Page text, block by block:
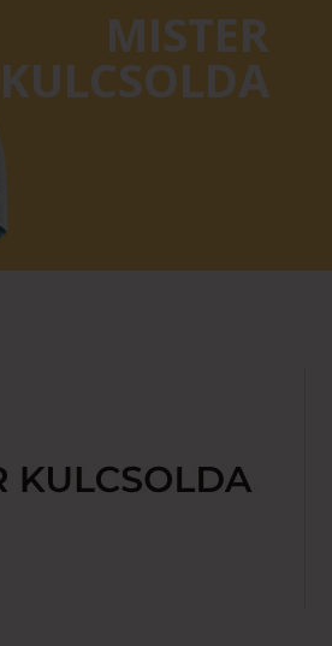
MISTER
KULCSOLDA